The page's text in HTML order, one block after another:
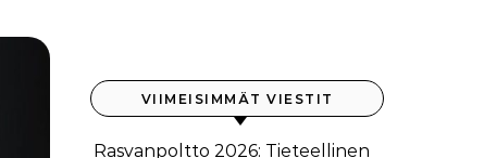
VIIMEISIMMÄT VIESTIT
Rasvanpoltto 2026: Tieteellinen